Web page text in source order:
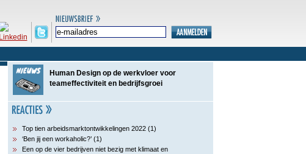
Human Design op de werkvloer voor
teameffectiviteit en bedrijfsgroei
Top tien arbeidsmarktontwikkelingen 2022 (1)
‘Ben jij een workaholic?’ (1)
Een op de vier bedrijven niet bezig met klimaat en